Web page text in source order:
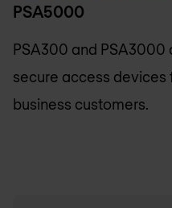
PSA5000
PSA300 and
secure access
business customers.